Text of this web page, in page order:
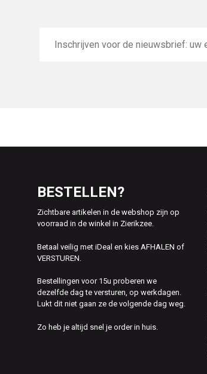
mailadres
BESTELLEN?
Zichtbare artikelen in de webshop zijn op
voorraad in de winkel in Zierikzee.
Betaal veilig met iDeal en kies AFHALEN of
VERSTUREN.
Bestellingen voor 15u proberen we
dezelfde dag te versturen, op werkdagen.
Lukt dit niet gaan ze de volgende dag weg.
Zo heb je altijd snel je order in huis.